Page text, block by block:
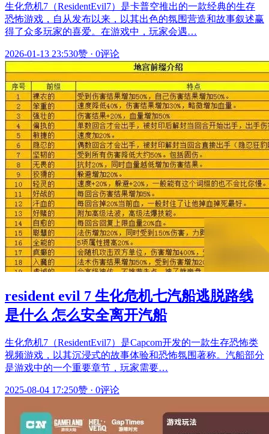
生化危机7（ResidentEvil7）是卡普空推出的一款经典的生存
恐怖游戏，自从发布以来，以其出色的氛围营造和故事叙述赢
得了众多玩家的喜爱。在游戏中，玩家会遇…
2026-01-13 23:530赞 · 0评论
resident evil 7 生化危机七汽船逃脱路线
是什么 怎么安全离开汽船
生化危机7（ResidentEvil7）是Capcom开发的一款生存恐怖类
视频游戏，以其沉浸式的故事体验和恐怖氛围著称。汽船部分
是游戏中的一个重要章节，玩家需要…
2025-08-04 17:250赞 · 0评论